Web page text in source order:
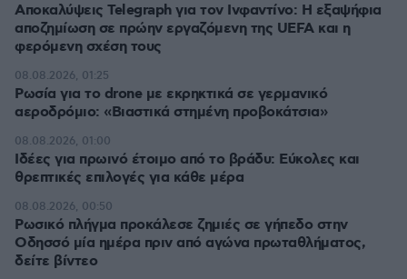
Αποκαλύψεις Telegraph για τον Ινφαντίνο: Η εξαψήφια
αποζημίωση σε πρώην εργαζόμενη της UEFA και η
φερόμενη σχέση τους
Ρωσία για το drone με εκρηκτικά σε γερμανικό
αεροδρόμιο: «Βιαστικά στημένη προβοκάτσια»
08.08.2026, 01:25
Ιδέες για πρωινό έτοιμο από το βράδυ: Εύκολες και
θρεπτικές επιλογές για κάθε μέρα
08.08.2026, 01:00
Ρωσικό πλήγμα προκάλεσε ζημιές σε γήπεδο στην
Οδησσό μία ημέρα πριν από αγώνα πρωταθλήματος,
δείτε βίντεο
08.08.2026, 00:50